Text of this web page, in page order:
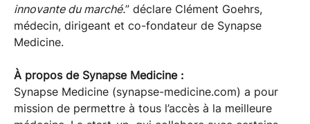
innovante du marché.” déclare Clément Goehrs,
médecin, dirigeant et co-fondateur de Synapse
Medicine.
À propos de Synapse Medicine :
Synapse Medicine (synapse-medicine.com) a pour
mission de permettre à tous l’accès à la meilleure